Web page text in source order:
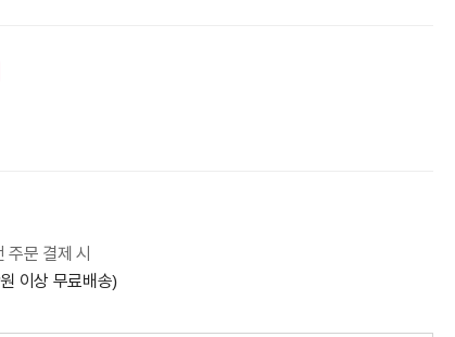
주문 결제 시
이상 무료배송)